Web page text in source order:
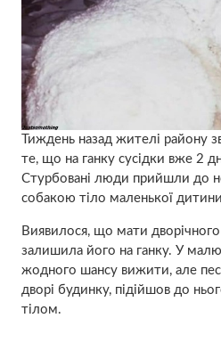
Тиждень назад жителі району
те, що на ганку сусідки вже 2
Стурбовані люди прийшли до
собакою тіло маленької
Виявилося, що мати
залишила його на ганку. У
жодного шансу вижити, але
дворі будинку, підійшов до
тілом.